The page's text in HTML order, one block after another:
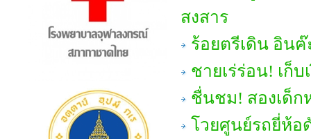
สงสาร
ร้อยตรีเดิน อิน
ชายเร่ร่อน! เก็
ชื่นชม! สองเด็ก
โวยศูนย์รถยี่ห้อ